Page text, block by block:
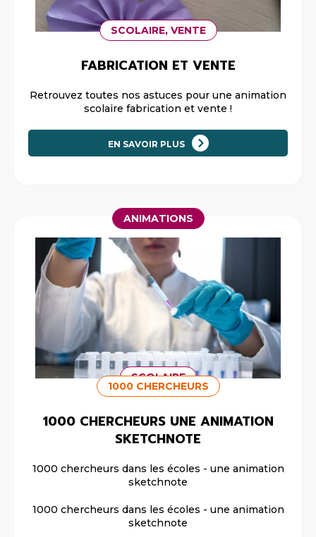
SCOLAIRE, VENTE
FABRICATION ET VENTE
Retrouvez toutes nos astuces pour une animation
scolaire fabrication et vente !
EN SAVOIR PLUS
ANIMATIONS
SCOLAIRE
1000 CHERCHEURS
1000 CHERCHEURS UNE ANIMATION
SKETCHNOTE
1000 chercheurs dans les écoles - une animation
sketchnote
1000 chercheurs dans les écoles - une animation
sketchnote